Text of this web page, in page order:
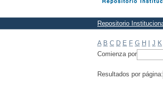
Repositorio
A B C D E F G H J K
Comienza por
Resultados por página: